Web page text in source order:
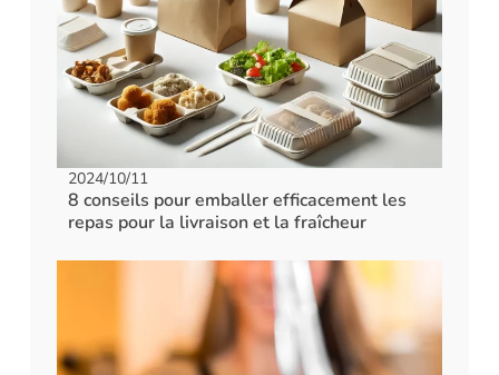
2024/10/11
8 conseils pour emballer efficacement les
repas pour la livraison et la fraîcheur